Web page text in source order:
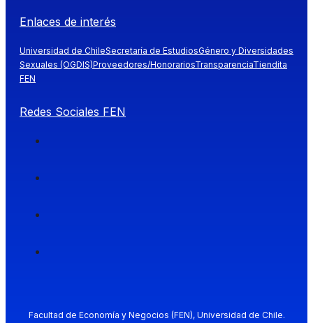
Enlaces de interés
Universidad de ChileSecretaría de EstudiosGénero y Diversidades
Sexuales (OGDIS)Proveedores/HonorariosTransparenciaTiendita
FEN
Redes Sociales FEN
Facultad de Economía y Negocios (FEN), Universidad de Chile.